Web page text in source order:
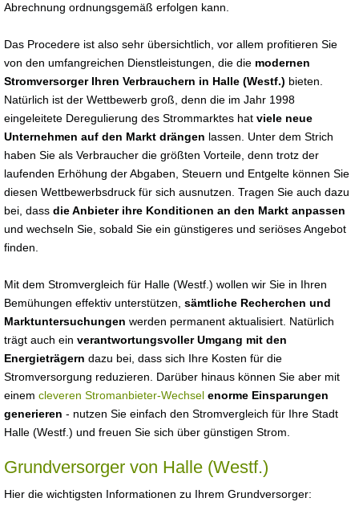
Abrechnung ordnungsgemäß erfolgen kann.
Das Procedere ist also sehr übersichtlich, vor allem profitieren Sie
von den umfangreichen Dienstleistungen, die die modernen
Stromversorger Ihren Verbrauchern in Halle (Westf.) bieten.
Natürlich ist der Wettbewerb groß, denn die im Jahr 1998
eingeleitete Deregulierung des Strommarktes hat viele neue
Unternehmen auf den Markt drängen lassen. Unter dem Strich
haben Sie als Verbraucher die größten Vorteile, denn trotz der
laufenden Erhöhung der Abgaben, Steuern und Entgelte können Sie
diesen Wettbewerbsdruck für sich ausnutzen. Tragen Sie auch dazu
bei, dass die Anbieter ihre Konditionen an den Markt anpassen
und wechseln Sie, sobald Sie ein günstigeres und seriöses Angebot
finden.
Mit dem Stromvergleich für Halle (Westf.) wollen wir Sie in Ihren
Bemühungen effektiv unterstützen, sämtliche Recherchen und
Marktuntersuchungen werden permanent aktualisiert. Natürlich
trägt auch ein verantwortungsvoller Umgang mit den
Energieträgern dazu bei, dass sich Ihre Kosten für die
Stromversorgung reduzieren. Darüber hinaus können Sie aber mit
einem cleveren Stromanbieter-Wechsel enorme Einsparungen
generieren - nutzen Sie einfach den Stromvergleich für Ihre Stadt
Halle (Westf.) und freuen Sie sich über günstigen Strom.
Grundversorger von Halle (Westf.)
Hier die wichtigsten Informationen zu Ihrem Grundversorger: